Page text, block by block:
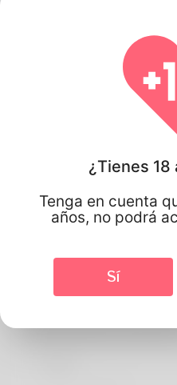
¿Tienes 18
Tenga en cuenta
años, no podrá
Sí
Rhayfran
Información de perfil